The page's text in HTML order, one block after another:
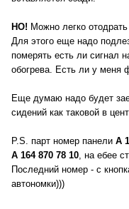
НО! Можно легко
Для этого еще надо
померять есть ли сигнал
обогрева. Есть ли у меня
Еще думаю надо будет
сидений как таковой в
P.S. парт номер панели A
A 164 870 78 10, на ебее
Последний номер - с
автономки)))